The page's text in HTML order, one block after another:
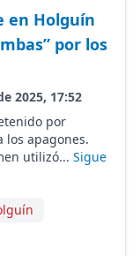
en Holguín
por los
2025, 17:52
por
los apagones.
utilizó... Sigue